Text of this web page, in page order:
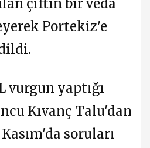
çiftin bir veda
Portekiz'e